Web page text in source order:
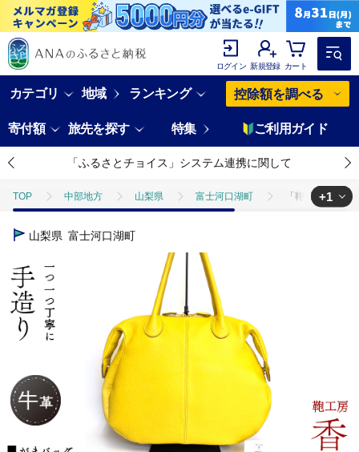
ログイン 新規登録 カート
カテゴリ 地域 ランキング 控除額を調べる
寄付額 旅先を探す 特集 ご利用ガイド
「ふるさとチョイス」システム連携に関して
TOP 中部地方 山梨県 富士河口湖町 「鞄工房 香」
TOP
+1
山梨県 富士河口湖町